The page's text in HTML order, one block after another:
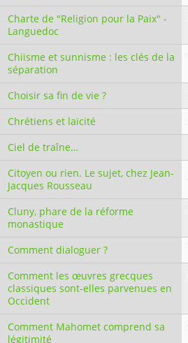
Charte de "Religion pour la Paix" -
Languedoc
Chiisme et sunnisme : les clés de la
séparation
Choisir sa fin de vie ?
Chrétiens et laïcité
Ciel de traîne…
Citoyen ou rien. Le sujet, chez Jean-
Jacques Rousseau
Cluny, phare de la réforme
monastique
Comment dialoguer ?
Comment les œuvres grecques
classiques sont-elles parvenues en
Occident
Comment Mahomet comprend sa
légitimité